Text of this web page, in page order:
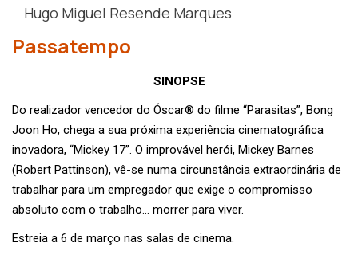
Hugo Miguel Resende Marques
Passatempo
SINOPSE
Do realizador vencedor do Óscar® do filme “Parasitas”, Bong
Joon Ho, chega a sua próxima experiência cinematográfica
inovadora, “Mickey 17”. O improvável herói, Mickey Barnes
(Robert Pattinson), vê-se numa circunstância extraordinária de
trabalhar para um empregador que exige o compromisso
absoluto com o trabalho… morrer para viver.
Estreia a 6 de março nas salas de cinema.